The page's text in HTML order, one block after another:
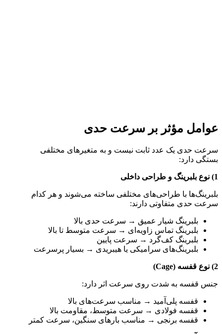
عوامل مؤثر بر سرعت حدی
سرعت حدی یک عدد ثابت نیست و به متغیرهای مختلفی
بستگی دارد:
1) نوع بلبرینگ و طراحی داخلی
بلبرینگ‌ها با طراحی‌های مختلفی ساخته می‌شوند و هر کدام
سرعت حدی متفاوتی دارند:
بلبرینگ شیار عمیق → سرعت حدی بالا
بلبرینگ تماس زاویه‌ای → سرعت متوسط تا بالا
بلبرینگ کف‌گرد → سرعت پایین
بلبرینگ‌های سرامیکی یا هیبریدی → بسیار پرسرعت
2) نوع قفسه (Cage)
جنس قفسه به شدت روی سرعت اثر دارد:
قفسه پلی‌آمید → مناسب سرعت‌های بالا
قفسه فولادی → سرعت متوسط، مقاومت بالا
قفسه برنجی → مناسب بارهای سنگین، سرعت کمتر